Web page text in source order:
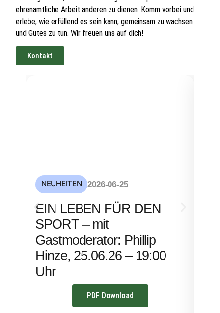
ehrenamtliche Arbeit anderen zu dienen. Komm vorbei und
erlebe, wie erfüllend es sein kann, gemeinsam zu wachsen
und Gutes zu tun. Wir freuen uns auf dich!
Kontakt
NEUHEITEN 2026-06-25
EIN LEBEN FÜR DEN
SPORT – mit
Gastmoderator: Phillip
Hinze, 25.06.26 – 19:00
Uhr
PDF Download